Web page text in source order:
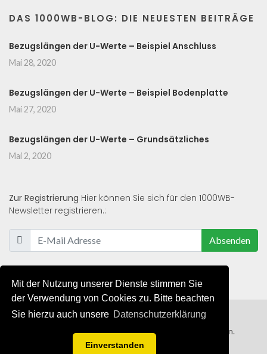
Mit der Nutzung unserer Dienste stimmen Sie
der Verwendung von Cookies zu. Bitte beachten
Sie hierzu auch unsere Datenschutzerklärung
Einverstanden
DAS 1000WB-BLOG: DIE NEUESTEN BEITRÄGE
Bezugslängen der U-Werte – Beispiel Anschluss
Mai 28, 2020
Bezugslängen der U-Werte – Beispiel Bodenplatte
Mai 27, 2020
Bezugslängen der U-Werte – Grundsätzliches
Mai 2, 2020
Zur Registrierung Hier können Sie sich für den 1000WB-
Newsletter registrieren.:
Absenden
© 2019 - 2021 - Alle Rechte von 1000WB vorbehalten.
AGB/Datenschutzerklärung